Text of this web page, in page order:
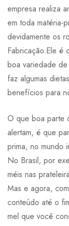
empresa realiza
em toda matéria-
devidamente os
Fabricação.Ele é
boa variedade
faz algumas
benefícios para
O que boa parte
alertam, é que
prima, no mundo
No Brasil, por
méis nas
Mas e agora,
conteúdo até o
mel que você